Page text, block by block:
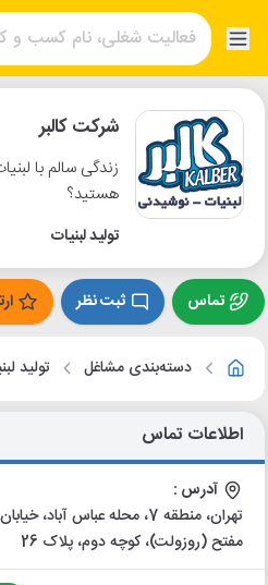
شرکت کالبر
زندگی سالم با
هستید؟
تولید لبنیات
تماس ثبت نظر
دسته‌بندی مشاغل تولید
اطلاعات تماس
آدرس :
تهران، منطقه 7، محله عباس
مفتح (روزولت)، کوچه دوم، پلاک 26